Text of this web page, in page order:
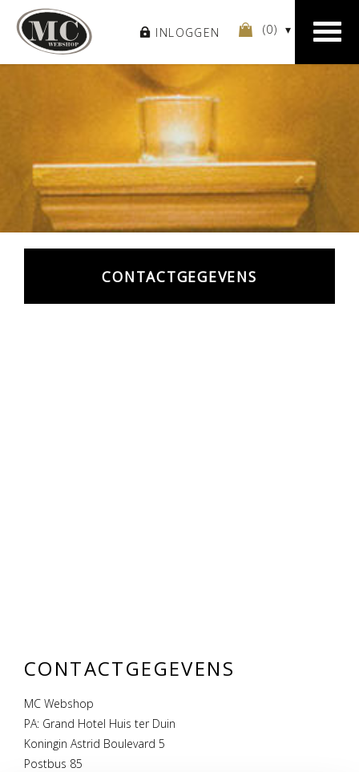
INLOGGEN (0)
CONTACTGEGEVENS
CONTACTGEGEVENS
MC Webshop
PA: Grand Hotel Huis ter Duin
Koningin Astrid Boulevard 5
Postbus 85